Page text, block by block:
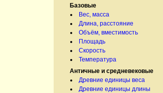
Базовые
Вес, масса
Длина, расстояние
Объём, вместимость
Площадь
Скорость
Температура
Античные и средневековые
Древние единицы веса
Древние единицы длины